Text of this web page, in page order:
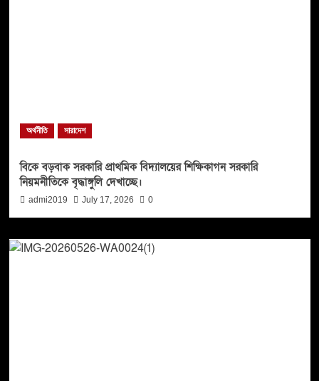
অর্থনীতি সারাদেশ
বিকে বড়বাক সরকারি প্রাথমিক বিদ্যালয়ের শিক্ষিকাগন সরকারি
নিয়মনীতিকে বৃদ্ধাঙ্গুলি দেখাচ্ছে।
admi2019 July 17, 2026 0